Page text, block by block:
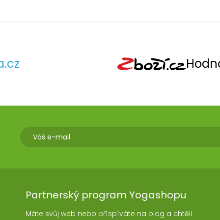
Partnerský program Yogashopu
Máte svůj web nebo příspíváte na blog a chtěli